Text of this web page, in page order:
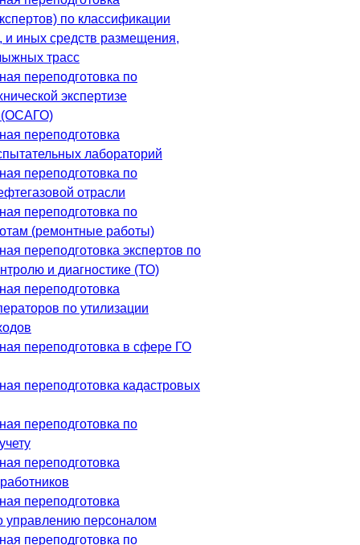
по классификации
и иных средств размещения,
трасс
переподготовка по
экспертизе
(ОСАГО)
переподготовка
лабораторий
переподготовка по
отрасли
переподготовка по
(ремонтные работы)
переподготовка экспертов по
и диагностике (ТО)
переподготовка
по утилизации
переподготовка в сфере ГО
переподготовка кадастровых
переподготовка по
переподготовка
переподготовка
управлению персоналом
переподготовка по